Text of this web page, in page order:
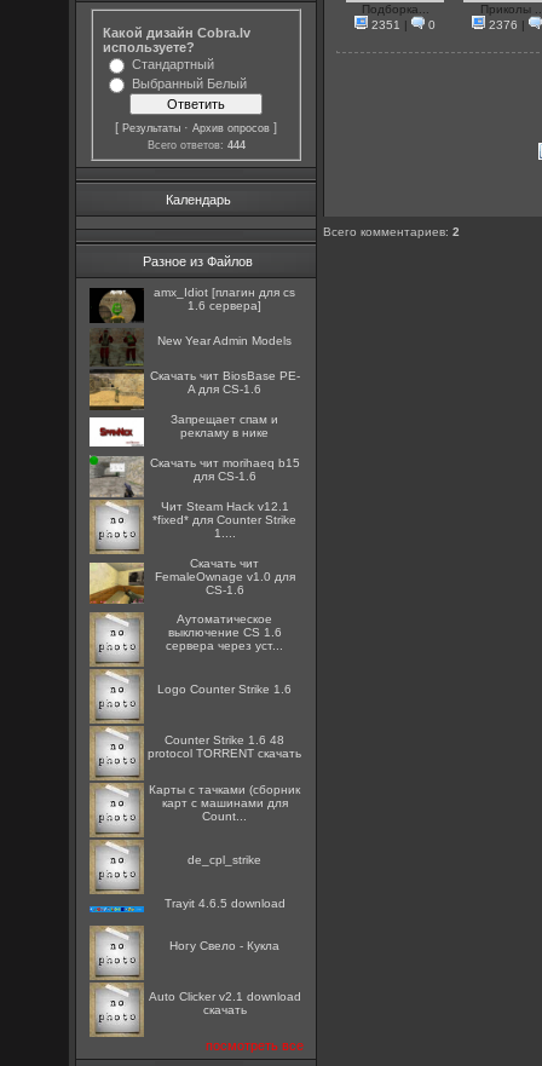
Какой дизайн Cobra.lv
используете?
Стандартный
Выбранный Белый
[Результаты ·Архив опросов ]
Всего ответов: 444
Календарь
Разное из Файлов
amx_Idiot [плагин для cs
1.6 сервера]
New Year Admin Models
Скачать чит BiosBase PE-
A для CS-1.6
Запрещает спам и
рекламу в нике
Скачать чит morihaeq b15
для CS-1.6
Чит Steam Hack v12.1
*fixed* для Counter Strike
1....
Скачать чит
FemaleOwnage v1.0 для
CS-1.6
Аутоматическое
выключение CS 1.6
сервера через уст...
Logo Counter Strike 1.6
Counter Strike 1.6 48
protocol TORRENT скачать
Карты с тачками (сборник
карт с машинами для
Count...
de_cpl_strike
Trayit 4.6.5 download
Ногу Свело - Кукла
Auto Clicker v2.1 download
скачать
посмотреть все
Подборка...
2351 | 0
Приколы
2376 |
Всего комментариев:2